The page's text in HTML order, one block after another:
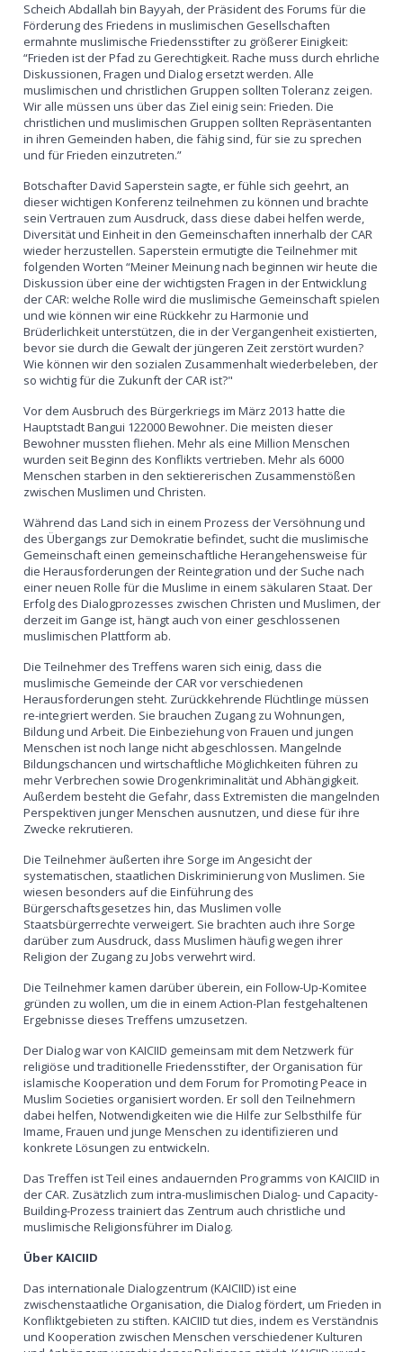
Scheich Abdallah bin Bayyah, der Präsident des Forums für die
Förderung des Friedens in muslimischen Gesellschaften
ermahnte muslimische Friedensstifter zu größerer Einigkeit:
“Frieden ist der Pfad zu Gerechtigkeit. Rache muss durch ehrliche
Diskussionen, Fragen und Dialog ersetzt werden. Alle
muslimischen und christlichen Gruppen sollten Toleranz zeigen.
Wir alle müssen uns über das Ziel einig sein: Frieden. Die
christlichen und muslimischen Gruppen sollten Repräsentanten
in ihren Gemeinden haben, die fähig sind, für sie zu sprechen
und für Frieden einzutreten.”
Botschafter David Saperstein sagte, er fühle sich geehrt, an
dieser wichtigen Konferenz teilnehmen zu können und brachte
sein Vertrauen zum Ausdruck, dass diese dabei helfen werde,
Diversität und Einheit in den Gemeinschaften innerhalb der CAR
wieder herzustellen. Saperstein ermutigte die Teilnehmer mit
folgenden Worten “Meiner Meinung nach beginnen wir heute die
Diskussion über eine der wichtigsten Fragen in der Entwicklung
der CAR: welche Rolle wird die muslimische Gemeinschaft spielen
und wie können wir eine Rückkehr zu Harmonie und
Brüderlichkeit unterstützen, die in der Vergangenheit existierten,
bevor sie durch die Gewalt der jüngeren Zeit zerstört wurden?
Wie können wir den sozialen Zusammenhalt wiederbeleben, der
so wichtig für die Zukunft der CAR ist?"
Vor dem Ausbruch des Bürgerkriegs im März 2013 hatte die
Hauptstadt Bangui 122000 Bewohner. Die meisten dieser
Bewohner mussten fliehen. Mehr als eine Million Menschen
wurden seit Beginn des Konflikts vertrieben. Mehr als 6000
Menschen starben in den sektiererischen Zusammenstößen
zwischen Muslimen und Christen.
Während das Land sich in einem Prozess der Versöhnung und
des Übergangs zur Demokratie befindet, sucht die muslimische
Gemeinschaft einen gemeinschaftliche Herangehensweise für
die Herausforderungen der Reintegration und der Suche nach
einer neuen Rolle für die Muslime in einem säkularen Staat. Der
Erfolg des Dialogprozesses zwischen Christen und Muslimen, der
derzeit im Gange ist, hängt auch von einer geschlossenen
muslimischen Plattform ab.
Die Teilnehmer des Treffens waren sich einig, dass die
muslimische Gemeinde der CAR vor verschiedenen
Herausforderungen steht. Zurückkehrende Flüchtlinge müssen
re-integriert werden. Sie brauchen Zugang zu Wohnungen,
Bildung und Arbeit. Die Einbeziehung von Frauen und jungen
Menschen ist noch lange nicht abgeschlossen. Mangelnde
Bildungschancen und wirtschaftliche Möglichkeiten führen zu
mehr Verbrechen sowie Drogenkriminalität und Abhängigkeit.
Außerdem besteht die Gefahr, dass Extremisten die mangelnden
Perspektiven junger Menschen ausnutzen, und diese für ihre
Zwecke rekrutieren.
Die Teilnehmer äußerten ihre Sorge im Angesicht der
systematischen, staatlichen Diskriminierung von Muslimen. Sie
wiesen besonders auf die Einführung des
Bürgerschaftsgesetzes hin, das Muslimen volle
Staatsbürgerrechte verweigert. Sie brachten auch ihre Sorge
darüber zum Ausdruck, dass Muslimen häufig wegen ihrer
Religion der Zugang zu Jobs verwehrt wird.
Die Teilnehmer kamen darüber überein, ein Follow-Up-Komitee
gründen zu wollen, um die in einem Action-Plan festgehaltenen
Ergebnisse dieses Treffens umzusetzen.
Der Dialog war von KAICIID gemeinsam mit dem Netzwerk für
religiöse und traditionelle Friedensstifter, der Organisation für
islamische Kooperation und dem Forum for Promoting Peace in
Muslim Societies organisiert worden. Er soll den Teilnehmern
dabei helfen, Notwendigkeiten wie die Hilfe zur Selbsthilfe für
Imame, Frauen und junge Menschen zu identifizieren und
konkrete Lösungen zu entwickeln.
Das Treffen ist Teil eines andauernden Programms von KAICIID in
der CAR. Zusätzlich zum intra-muslimischen Dialog- und Capacity-
Building-Prozess trainiert das Zentrum auch christliche und
muslimische Religionsführer im Dialog.
Über KAICIID
Das internationale Dialogzentrum (KAICIID) ist eine
zwischenstaatliche Organisation, die Dialog fördert, um Frieden in
Konfliktgebieten zu stiften. KAICIID tut dies, indem es Verständnis
und Kooperation zwischen Menschen verschiedener Kulturen